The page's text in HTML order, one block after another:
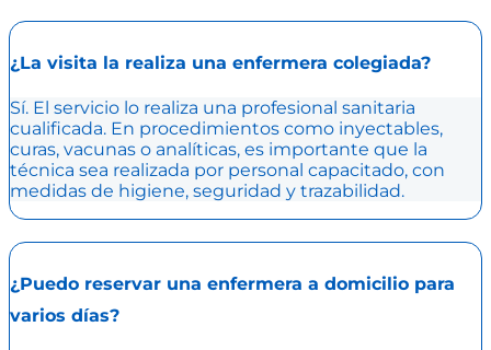
¿La visita la realiza una enfermera colegiada?
Sí. El servicio lo realiza una profesional sanitaria
cualificada. En procedimientos como inyectables,
curas, vacunas o analíticas, es importante que la
técnica sea realizada por personal capacitado, con
medidas de higiene, seguridad y trazabilidad.
¿Puedo reservar una enfermera a domicilio para
varios días?